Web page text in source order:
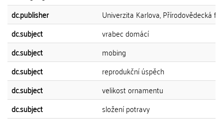
dc.publisher
Univerzita Karlova, Přírodovědecká
dc.subject
vrabec domácí
dc.subject
mobing
dc.subject
reprodukční úspěch
dc.subject
velikost ornamentu
dc.subject
složení potravy